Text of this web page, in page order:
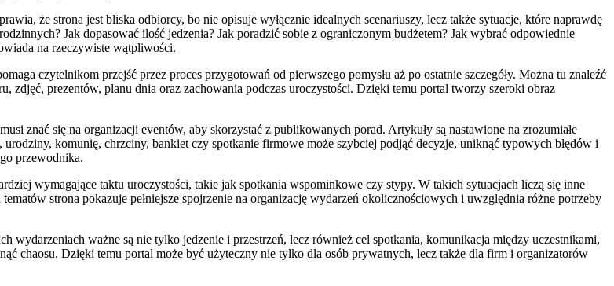
że strona jest bliska odbiorcy, bo nie opisuje wyłącznie idealnych scenariuszy, lecz także sytuacje, które naprawdę
Jak dopasować ilość jedzenia? Jak poradzić sobie z ograniczonym budżetem? Jak wybrać odpowiednie
na rzeczywiste wątpliwości.
czytelnikom przejść przez proces przygotowań od pierwszego pomysłu aż po ostatnie szczegóły. Można tu znaleźć
zdjęć, prezentów, planu dnia oraz zachowania podczas uroczystości. Dzięki temu portal tworzy szeroki obraz
znać się na organizacji eventów, aby skorzystać z publikowanych porad. Artykuły są nastawione na zrozumiałe
komunię, chrzciny, bankiet czy spotkanie firmowe może szybciej podjąć decyzje, uniknąć typowych błędów i
przewodnika.
wymagające taktu uroczystości, takie jak spotkania wspominkowe czy stypy. W takich sytuacjach liczą się inne
strona pokazuje pełniejsze spojrzenie na organizację wydarzeń okolicznościowych i uwzględnia różne potrzeby
ważne są nie tylko jedzenie i przestrzeń, lecz również cel spotkania, komunikacja między uczestnikami,
chaosu. Dzięki temu portal może być użyteczny nie tylko dla osób prywatnych, lecz także dla firm i organizatorów